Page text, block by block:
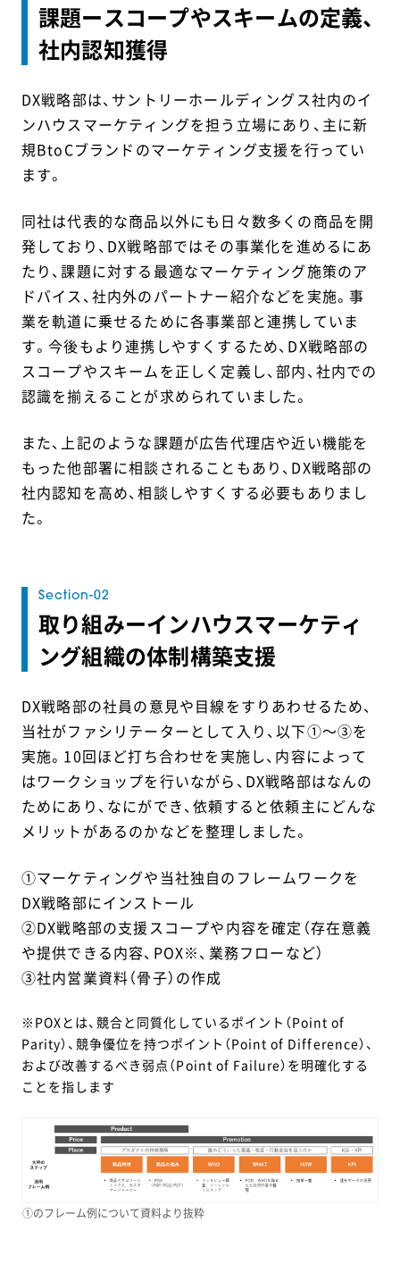
課題ースコープやスキームの定義、
社内認知獲得
DX戦略部は、サントリーホールディングス社内のイ
ンハウスマーケティングを担う立場にあり、主に新
規BtoCブランドのマーケティング支援を行ってい
ます。
同社は代表的な商品以外にも日々数多くの商品を開
発しており、DX戦略部ではその事業化を進めるにあ
たり、課題に対する最適なマーケティング施策のア
ドバイス、社内外のパートナー紹介などを実施。事
業を軌道に乗せるために各事業部と連携していま
す。今後もより連携しやすくするため、DX戦略部の
スコープやスキームを正しく定義し、部内、社内での
認識を揃えることが求められていました。
また、上記のような課題が広告代理店や近い機能を
もった他部署に相談されることもあり、DX戦略部の
社内認知を高め、相談しやすくする必要もありまし
た。
取り組みーインハウスマーケティ
ング組織の体制構築支援
DX戦略部の社員の意見や目線をすりあわせるため、
当社がファシリテーターとして入り、以下①～③を
実施。10回ほど打ち合わせを実施し、内容によって
はワークショップを行いながら、DX戦略部はなんの
ためにあり、なにができ、依頼すると依頼主にどんな
メリットがあるのかなどを整理しました。
①マーケティングや当社独自のフレームワークを
DX戦略部にインストール
②DX戦略部の支援スコープや内容を確定（存在意義
や提供できる内容、POX※、業務フローなど）
③社内営業資料（骨子）の作成
※POXとは、競合と同質化しているポイント（Point of
Parity）、競争優位を持つポイント（Point of Difference）、
および改善するべき弱点（Point of Failure）を明確化する
ことを指します
①のフレーム例について資料より抜粋